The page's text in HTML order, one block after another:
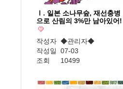
Ⅰ. 일본 소나무숲, 재선충병
으로 산림의 3%만 남아있어!
작성자 ◆관리자◆
작성일
07-03
조회
10499